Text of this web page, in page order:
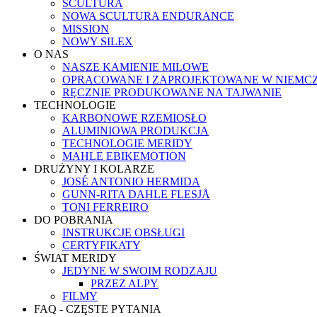
SCULTURA
NOWA SCULTURA ENDURANCE
MISSION
NOWY SILEX
O NAS
NASZE KAMIENIE MILOWE
OPRACOWANE I ZAPROJEKTOWANE W
RĘCZNIE PRODUKOWANE NA TAJWANIE
TECHNOLOGIE
KARBONOWE RZEMIOSŁO
ALUMINIOWA PRODUKCJA
TECHNOLOGIE MERIDY
MAHLE EBIKEMOTION
DRUŻYNY I KOLARZE
JOSÉ ANTONIO HERMIDA
GUNN-RITA DAHLE FLESJÅ
TONI FERREIRO
DO POBRANIA
INSTRUKCJE OBSŁUGI
CERTYFIKATY
ŚWIAT MERIDY
JEDYNE W SWOIM RODZAJU
PRZEZ ALPY
FILMY
FAQ - CZĘSTE PYTANIA